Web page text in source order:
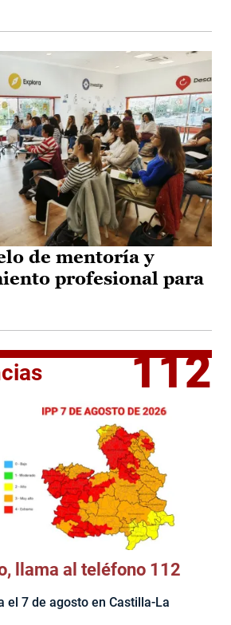
de mentoría y
profesional para
112
llama al teléfono 112
el 7 de agosto en Castilla-La